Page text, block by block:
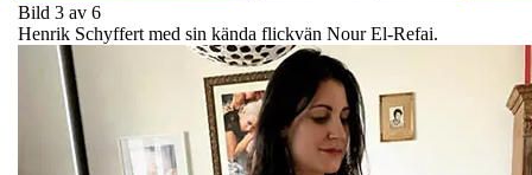
Bild 3 av 6
Henrik Schyffert med sin kända flickvän Nour El-Refai.